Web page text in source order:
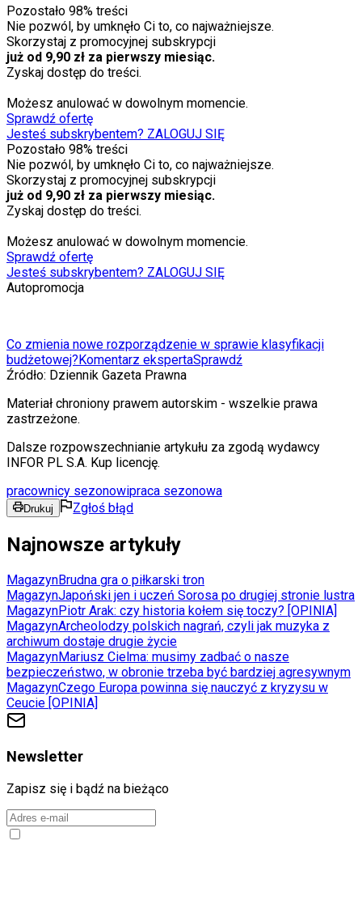
Pozostało 98% treści
Nie pozwól, by umknęło Ci to, co najważniejsze.
Skorzystaj z promocyjnej subskrypcji
już od 9,90 zł za pierwszy miesiąc.
Zyskaj dostęp do treści.
Możesz anulować w dowolnym momencie.
Sprawdź ofertę
Jesteś subskrybentem? ZALOGUJ SIĘ
Pozostało 98% treści
Nie pozwól, by umknęło Ci to, co najważniejsze.
Skorzystaj z promocyjnej subskrypcji
już od 9,90 zł za pierwszy miesiąc.
Zyskaj dostęp do treści.
Możesz anulować w dowolnym momencie.
Sprawdź ofertę
Jesteś subskrybentem? ZALOGUJ SIĘ
Autopromocja
Co zmienia nowe rozporządzenie w sprawie klasyfikacji
budżetowej? Komentarz ekspertaSprawdź
Źródło: Dziennik Gazeta Prawna
Materiał chroniony prawem autorskim - wszelkie prawa
zastrzeżone.
Dalsze rozpowszechnianie artykułu za zgodą wydawcy
INFOR PL S.A. Kup licencję.
pracownicy sezonowipraca sezonowa
Drukuj Zgłoś błąd
Najnowsze artykuły
MagazynBrudna gra o piłkarski tron
MagazynJapoński jen i uczeń Sorosa po drugiej stronie lustra
MagazynPiotr Arak: czy historia kołem się toczy? [OPINIA]
MagazynArcheolodzy polskich nagrań, czyli jak muzyka z
archiwum dostaje drugie życie
MagazynMariusz Cielma: musimy zadbać o nasze
bezpieczeństwo, w obronie trzeba być bardziej agresywnym
MagazynCzego Europa powinna się nauczyć z kryzysu w
Ceucie [OPINIA]
Newsletter
Zapisz się i bądź na bieżąco